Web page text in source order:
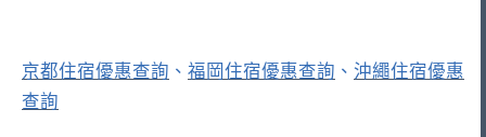
京都住宿優惠查詢 、 福岡住宿優惠查詢 、 沖繩住宿優惠
查詢